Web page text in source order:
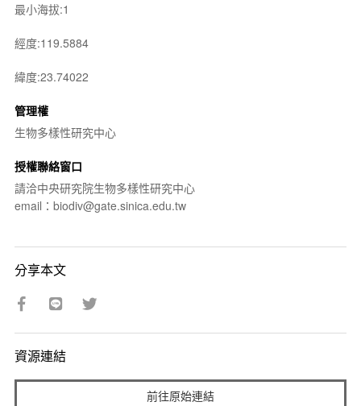
最小海拔:1
經度:119.5884
緯度:23.74022
管理權
生物多樣性研究中心
授權聯絡窗口
請洽中央研究院生物多樣性研究中心
email：biodiv@gate.sinica.edu.tw
分享本文
資源連結
前往原始連結